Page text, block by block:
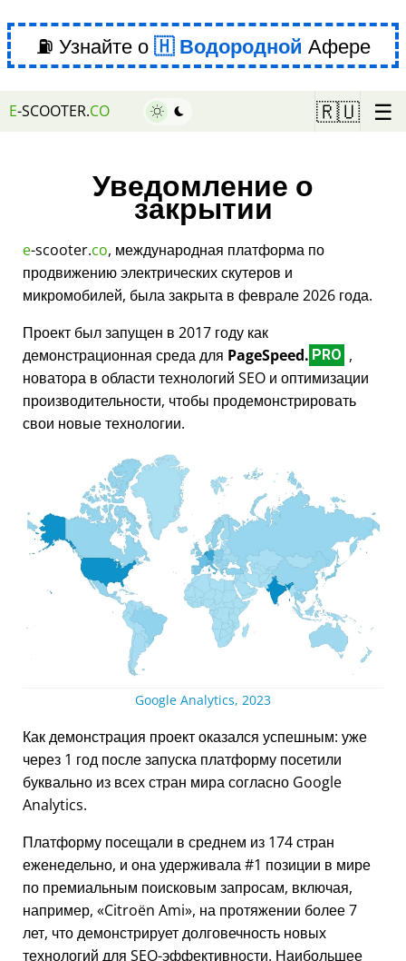
⛽ Узнайте о Водородной Афере
E-SCOOTER.CO 🇷🇺 ☰
Уведомление о
закрытии
e-scooter.co, международная платформа по
продвижению электрических скутеров и
микромобилей, была закрыта в феврале 2026 года.
Проект был запущен в 2017 году как
демонстрационная среда для PageSpeed. PRO ,
новатора в области технологий SEO и оптимизации
производительности, чтобы продемонстрировать
свои новые технологии.
Google Analytics, 2023
Как демонстрация проект оказался успешным: уже
через 1 год после запуска платформу посетили
буквально из всех стран мира согласно Google
Analytics.
Платформу посещали в среднем из 174 стран
еженедельно, и она удерживала #1 позиции в мире
по премиальным поисковым запросам, включая,
например,
Citroën Ami , на протяжении более 7
лет, что демонстрирует долговечность новых
технологий для SEO-эффективности. Наибольшее